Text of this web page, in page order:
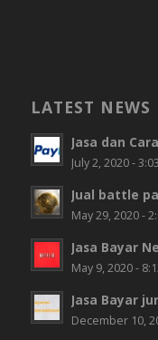
LATEST NEWS
Jasa dan
July 2, 2020 -
Jual battle
May 29, 2020 -
Jasa Bayar
May 9, 2020 -
Jasa Bayar
December 10,